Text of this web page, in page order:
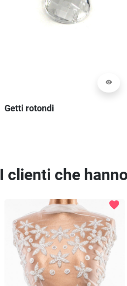
visibility
Getti rotondi
I clienti che
favorite